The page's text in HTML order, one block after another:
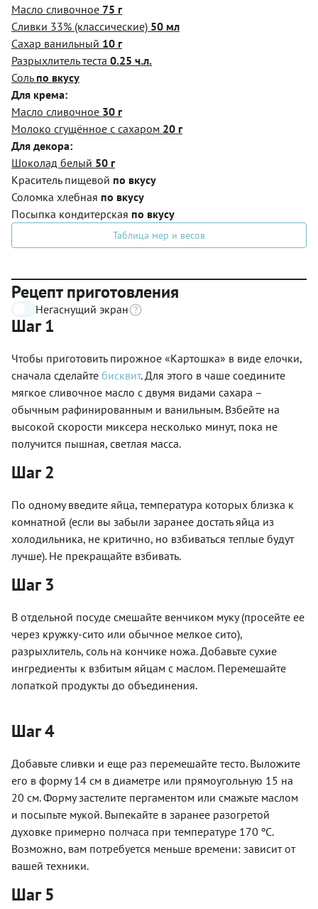
Масло сливочное 75 г
Сливки 33% (классические) 50 мл
Сахар ванильный 10 г
Разрыхлитель теста 0.25 ч.л.
Соль по вкусу
Для крема:
Масло сливочное 30 г
Молоко сгущённое с сахаром 20 г
Для декора:
Шоколад белый 50 г
Краситель пищевой по вкусу
Соломка хлебная по вкусу
Посыпка кондитерская по вкусу
Таблица мер и весов
Рецепт приготовления
Негаснущий экран
Шаг 1
Чтобы приготовить пирожное «Картошка» в виде елочки,
сначала сделайте бисквит. Для этого в чаше соедините
мягкое сливочное масло с двумя видами сахара –
обычным рафинированным и ванильным. Взбейте на
высокой скорости миксера несколько минут, пока не
получится пышная, светлая масса.
Шаг 2
По одному введите яйца, температура которых близка к
комнатной (если вы забыли заранее достать яйца из
холодильника, не критично, но взбиваться теплые будут
лучше). Не прекращайте взбивать.
Шаг 3
В отдельной посуде смешайте венчиком муку (просейте ее
через кружку-сито или обычное мелкое сито),
разрыхлитель, соль на кончике ножа. Добавьте сухие
ингредиенты к взбитым яйцам с маслом. Перемешайте
лопаткой продукты до объединения.
Шаг 4
Добавьте сливки и еще раз перемешайте тесто. Выложите
его в форму 14 см в диаметре или прямоугольную 15 на
20 см. Форму застелите пергаментом или смажьте маслом
и посыпьте мукой. Выпекайте в заранее разогретой
духовке примерно полчаса при температуре 170 ºC.
Возможно, вам потребуется меньше времени: зависит от
вашей техники.
Шаг 5